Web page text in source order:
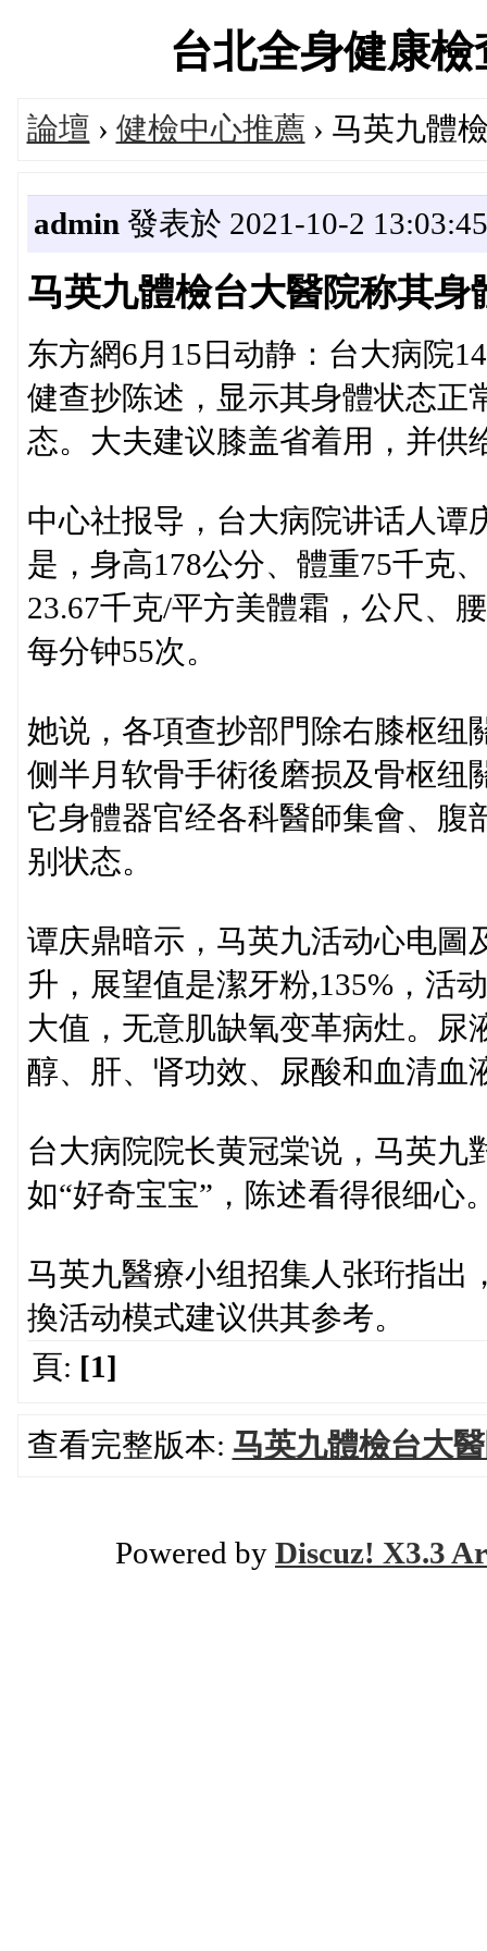
台北全身健康
論壇 › 健檢中心推薦 › 马英九體
admin 發表於 2021-10-2 13:03:45
马英九體檢台大醫院称其
东方網6月15日动静：台大病院
健查抄陈述，显示其身體状态正
态。大夫建议膝盖省着用，并供
中心社报导，台大病院讲话人谭
是，身高178公分、體重75千克
23.67千克/平方美體霜，公尺、
每分钟55次。
她说，各項查抄部門除右膝枢纽
侧半月软骨手術後磨损及骨枢纽
它身體器官经各科醫師集會、腹
别状态。
谭庆鼎暗示，马英九活动心电圖
升，展望值是潔牙粉,135%，活
大值，无意肌缺氧变革病灶。尿
醇、肝、肾功效、尿酸和血清血
台大病院院长黄冠棠说，马英九
如“好奇宝宝”，陈述看得很细心
马英九醫療小组招集人张珩指出
換活动模式建议供其参考。
頁: [1]
查看完整版本: 马英九體檢台大
Powered by Discuz! X3.3